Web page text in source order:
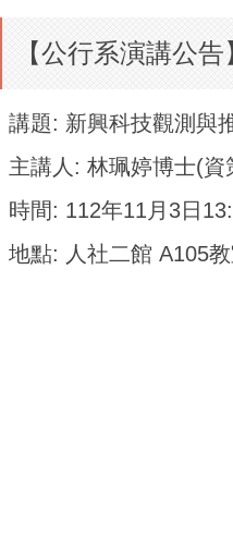
【公行系演講公
講題: 新興科技觀測與
主講人: 林珮婷博士(資
時間: 112年11月3日
地點: 人社二館 A105